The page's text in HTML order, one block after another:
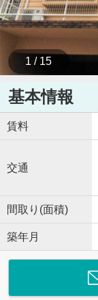
1 / 15
基本情報
賃料
交通
間取り(面積)
築年月